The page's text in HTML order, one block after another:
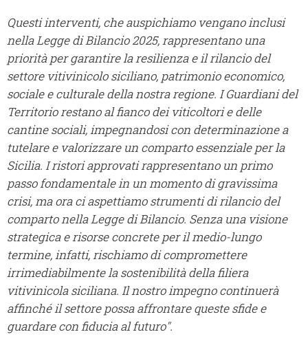
Questi interventi, che auspichiamo vengano inclusi
nella Legge di Bilancio 2025, rappresentano una
priorità per garantire la resilienza e il rilancio del
settore vitivinicolo siciliano, patrimonio economico,
sociale e culturale della nostra regione. I Guardiani del
Territorio restano al fianco dei viticoltori e delle
cantine sociali, impegnandosi con determinazione a
tutelare e valorizzare un comparto essenziale per la
Sicilia. I ristori approvati rappresentano un primo
passo fondamentale in un momento di gravissima
crisi, ma ora ci aspettiamo strumenti di rilancio del
comparto nella Legge di Bilancio. Senza una visione
strategica e risorse concrete per il medio-lungo
termine, infatti, rischiamo di compromettere
irrimediabilmente la sostenibilità della filiera
vitivinicola siciliana. Il nostro impegno continuerà
affinché il settore possa affrontare queste sfide e
guardare con fiducia al futuro".